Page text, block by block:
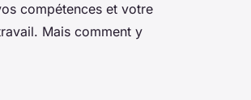
compétences et votre
Mais comment y